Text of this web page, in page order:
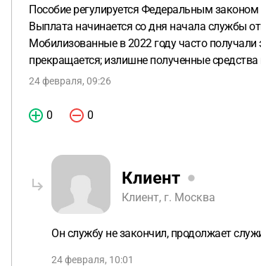
Пособие регулируется Федеральным
Выплата начинается со дня начала службы
Мобилизованные в 2022 году часто получали
прекращается; излишне полученные
24 февраля, 09:26
0 0
Клиент
Клиент, г. Москва
Он службу не закончил, продолжает
24 февраля, 10:01